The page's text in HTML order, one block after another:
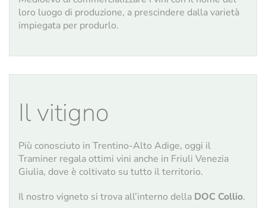
loro luogo di pro­duzione, a prescindere dalla varietà
impiegata per produrlo.
Il vitigno
Più conosciuto in Trentino-Alto Adige, oggi il
Traminer regala ottimi vini anche in Friuli Venezia
Giulia, dove è coltivato su tutto il territorio.
Il nostro vigneto si trova all’interno della DOC Collio.